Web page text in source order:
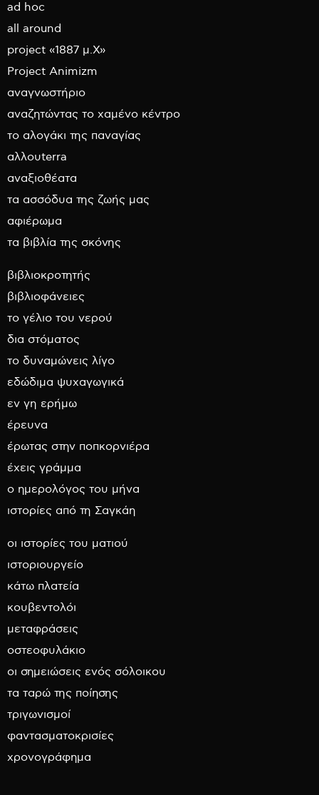
ad hoc
all around
project «1887 μ.Χ»
Project Animizm
αναγνωστήριο
αναζητώντας το χαμένο κέντρο
το αλογάκι της παναγίας
αλλουterra
αναξιοθέατα
τα ασσόδυα της ζωής μας
αφιέρωμα
τα βιβλία της σκόνης
βιβλιοκροτητής
βιβλιοφάνειες
το γέλιο του νερού
δια στόματος
το δυναμώνεις λίγο
εδώδιμα ψυχαγωγικά
εν γη ερήμω
έρευνα
έρωτας στην ποπκορνιέρα
έχεις γράμμα
ο ημερολόγος του μήνα
ιστορίες από τη Σαγκάη
οι ιστορίες του ματιού
ιστοριουργείο
κάτω πλατεία
κουβεντολόι
μεταφράσεις
οστεοφυλάκιο
οι σημειώσεις ενός σόλοικου
τα ταρώ της ποίησης
τριγωνισμοί
φαντασματοκρισίες
χρονογράφημα